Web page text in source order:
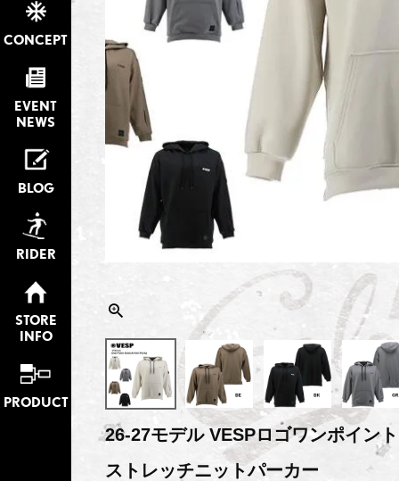
CONCEPT
EVENT
NEWS
BLOG
RIDER
STORE
INFO
PRODUCT
26-27モデル VESPロゴワンポイン
ストレッチニットパーカー